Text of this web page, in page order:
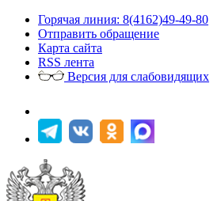
Горячая линия: 8(4162)49-49-80
Отправить обращение
Карта сайта
RSS лента
Версия для слабовидящих